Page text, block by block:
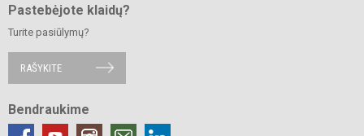
Pastebėjote klaidų?
Turite pasiūlymų?
RAŠYKITE
Bendraukime